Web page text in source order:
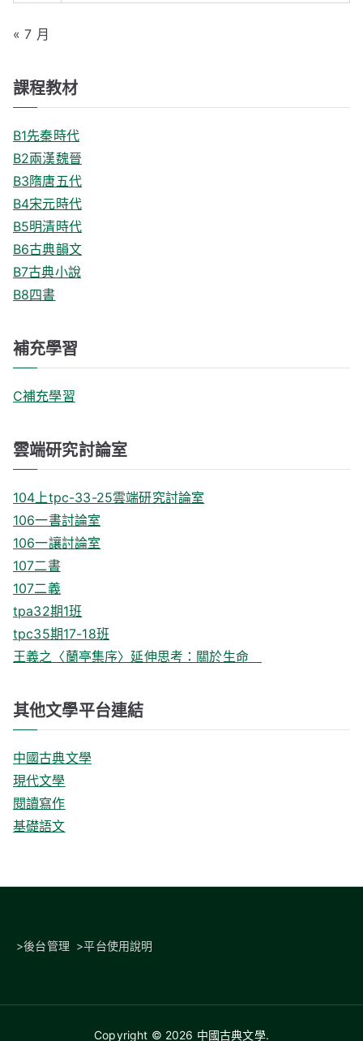
« 7 月
課程教材
B1先秦時代
B2兩漢魏晉
B3隋唐五代
B4宋元時代
B5明清時代
B6古典韻文
B7古典小說
B8四書
補充學習
C補充學習
雲端研究討論室
104上tpc-33-25雲端研究討論室
106一書討論室
106一讓討論室
107二書
107二義
tpa32期1班
tpc35期17-18班
王義之〈蘭亭集序〉延伸思考：關於生命
其他文學平台連結
中國古典文學
現代文學
閱讀寫作
基礎語文
>後台管理 >平台使用說明
Copyright © 2026 中國古典文學.